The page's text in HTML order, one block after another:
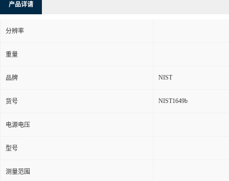
产品详请
分辨率
重量
品牌 NIST
货号 NIST1649b
电源电压
型号
测量范围